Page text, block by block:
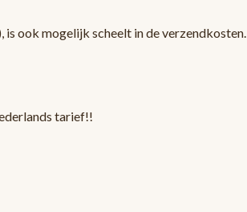
ook mogelijk scheelt in de verzendkosten.
tarief!!